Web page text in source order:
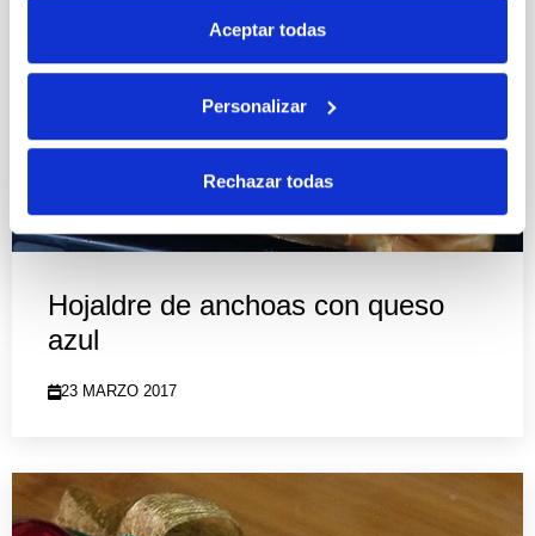
Aceptar todas
Personalizar
Rechazar todas
Hojaldre de anchoas con queso
azul
23 MARZO 2017